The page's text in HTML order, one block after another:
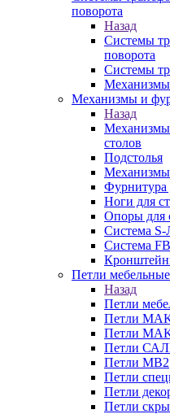
поворота
Назад
Системы
поворота
Системы
Механизмы
Механизмы и
Назад
Механизмы
столов
Подстолья
Механизмы
Фурнитура
Ноги для
Опоры для
Система
Система
Петли мебельные
Назад
Петли
Петли
Петли
Петли
Петли MB2
Петли
Петли
Петли